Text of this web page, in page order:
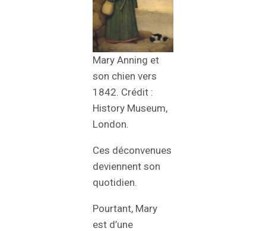
Mary Anning et
son chien vers
1842. Crédit :
History Museum,
London.
Ces déconvenues
deviennent son
quotidien.
Pourtant, Mary
est d’une